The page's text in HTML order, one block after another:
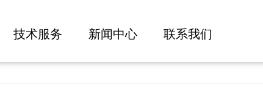
技术服务 新闻中心 联系我们